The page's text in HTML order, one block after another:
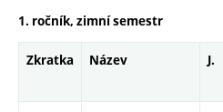
1. ročník, zimní semestr
Zkratka Název J.